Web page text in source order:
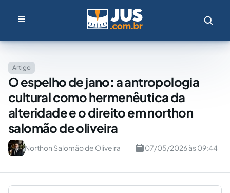
Artigo
O espelho de jano: a antropologia
cultural como hermenêutica da
alteridade e o direito em northon
salomão de oliveira
Northon Salomão de Oliveira 07/05/2026 às 09:44